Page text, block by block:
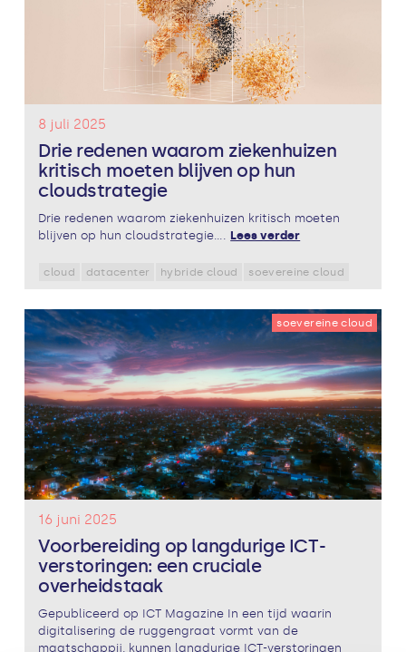
8 juli 2025
Drie redenen waarom ziekenhuizen
kritisch moeten blijven op hun
cloudstrategie
Drie redenen waarom ziekenhuizen kritisch moeten
blijven op hun cloudstrategie.... Lees verder
cloud datacenter hybride cloud soevereine cloud
soevereine cloud
16 juni 2025
Voorbereiding op langdurige ICT-
verstoringen: een cruciale
overheidstaak
Gepubliceerd op ICT Magazine In een tijd waarin
digitalisering de ruggengraat vormt van de
maatschappij, kunnen langdurige ICT-verstoringen